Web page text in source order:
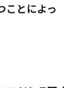
ことによっ